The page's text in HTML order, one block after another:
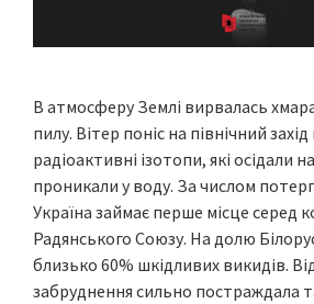
В атмосферу Землі вирвалась
пилу. Вітер поніс на північний
радіоактивні ізотопи, які осідали
проникали у воду. За числом
Україна займає перше місце серед
Радянського Союзу. На долю
близько 60% шкідливих викидів.
забруднення сильно постраждала